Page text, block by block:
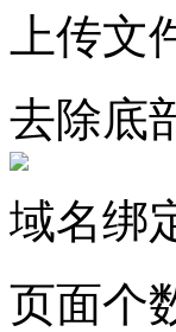
上传文
去除底
域名绑
页面个